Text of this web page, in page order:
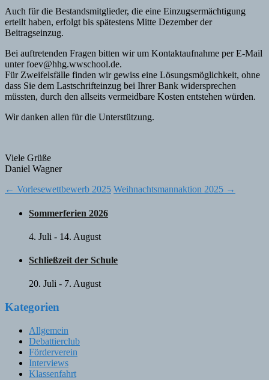
Auch für die Bestandsmitglieder, die eine Einzugsermächtigung
erteilt haben, erfolgt bis spätestens Mitte Dezember der
Beitragseinzug.
Bei auftretenden Fragen bitten wir um Kontaktaufnahme per E-Mail
unter foev@hhg.wwschool.de.
Für Zweifelsfälle finden wir gewiss eine Lösungsmöglichkeit, ohne
dass Sie dem Lastschrifteinzug bei Ihrer Bank widersprechen
müssten, durch den allseits vermeidbare Kosten entstehen würden.
Wir danken allen für die Unterstützung.
Viele Grüße
Daniel Wagner
Post
navigation
← Vorlesewettbewerb 2025 Weihnachtsmannaktion 2025 →
Sommerferien 2026
4. Juli - 14. August
Schließzeit der Schule
20. Juli - 7. August
Kategorien
Allgemein
Debattierclub
Förderverein
Interviews
Klassenfahrt